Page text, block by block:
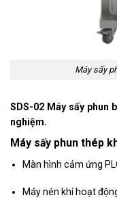
Máy sấy
SDS-02 Máy sấy phun
nghiệm.
Máy sấy phun thép
Màn hình cảm ứng
Máy nén khí hoạt